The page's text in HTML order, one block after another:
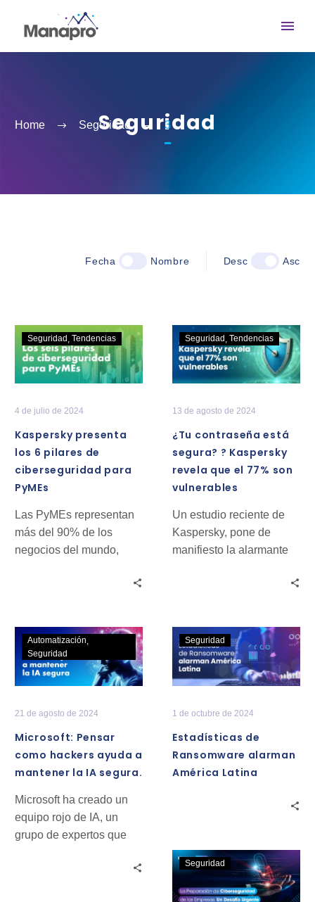
Seguridad
Home Seguridad 3
Fecha Nombre Desc Asc
Kaspersky
presenta
los
6
ciberseguridad
para
PyMEs
Seguridad Tendencias
4 de julio de 2024
Kaspersky presenta
los 6 pilares de
ciberseguridad para
PyMEs
Las PyMEs representan
más del 90% de los
negocios del mundo,
¿Tu
contraseña
está
segura?
revela
que
el
77%
son
vulnerables
Seguridad Tendencias
13 de agosto de 2024
¿Tu contraseña está
segura? ? Kaspersky
revela que el 77% son
vulnerables
Un estudio reciente de
Kaspersky, pone de
manifiesto la alarmante
contraseñas que utiliza la
Microsoft:
como
hackers
mantener
la
IA
segura.
Automatización
Seguridad
21 de agosto de 2024
Microsoft: Pensar
como hackers ayuda a
mantener la IA segura.
Microsoft ha creado un
equipo rojo de IA, un
grupo de expertos que
para ayudar a identificar
Estadísticas
de
Ransomware
alarman
Seguridad
1 de octubre de 2024
Estadísticas de
Ransomware alarman
América Latina
La
Preparación
de
Seguridad